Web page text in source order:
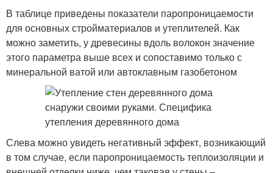
В таблице приведены показатели паропроницаемости
для основных стройматериалов и утеплителей. Как
можно заметить, у древесины вдоль волокон значение
этого параметра выше всех и сопоставимо только с
минеральной ватой или автоклавным газобетоном
Слева можно увидеть негативный эффект, возникающий
в том случае, если паропроницаемость теплоизоляции и